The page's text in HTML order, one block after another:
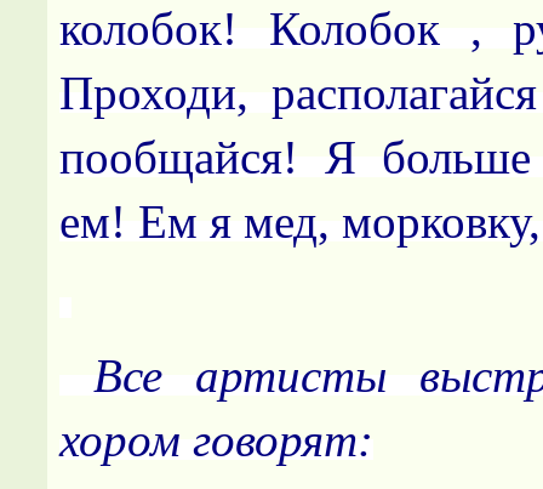
колобок! Колобок ,
Проходи,
пообщайся! Я больше
ем! Ем я мед,
Все артисты
хором говорят: